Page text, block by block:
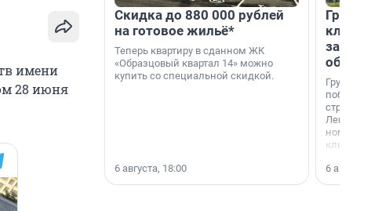
имени
28 июня
Скидка до 880 000 рублей
на готовое жильё*
Теперь квартиру в сданном ЖК
«Образцовый квартал 14» можно
купить со специальной скидкой.
6 августа, 18:00
Группа
области».
6